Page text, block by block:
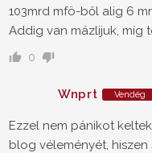
103mrd mfö-ből alig 6
Addig van mázlijuk, míg
0
Wnprt Vendég
Ezzel nem pánikot
blog véleményét, hiszen